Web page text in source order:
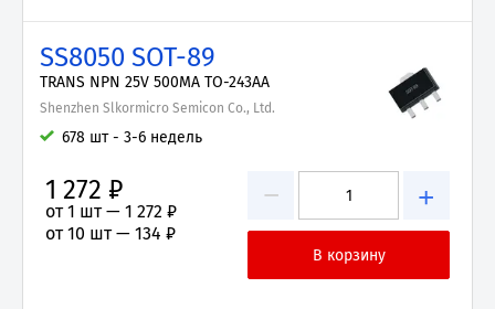
SS8050 SOT-89
TRANS NPN 25V 500MA TO-243AA
Shenzhen Slkormicro Semicon Co., Ltd.
678 шт - 3-6 недель
− +
1 272 ₽
от 1 шт — 1 272 ₽
от 10 шт — 134 ₽